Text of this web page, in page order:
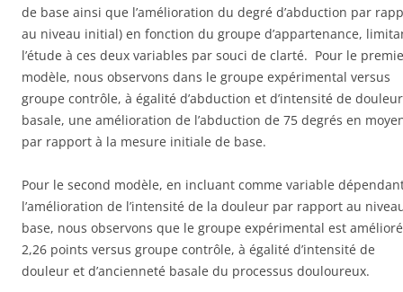
de base ainsi que l’amélioration du degré d’abduction par
au niveau initial) en fonction du groupe d’appartenance,
l’étude à ces deux variables par souci de clarté. Pour le
modèle, nous observons dans le groupe expérimental versus
groupe contrôle, à égalité d’abduction et d’intensité de douleur
basale, une amélioration de l’abduction de 75 degrés en
par rapport à la mesure initiale de base.
Pour le second modèle, en incluant comme variable
l’amélioration de l’intensité de la douleur par rapport au
base, nous observons que le groupe expérimental est
2,26 points versus groupe contrôle, à égalité d’intensité de
douleur et d’ancienneté basale du processus douloureux.